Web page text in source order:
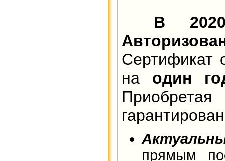
В
Сертификат
на один
прямым